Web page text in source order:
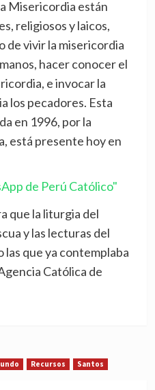
Misericordia están
religiosos y laicos,
de vivir la misericordia
hacer conocer el
e invocar la
los pecadores. Esta
en 1996, por la
está presente hoy en
de Perú Católico"
que la liturgia del
y las lecturas del
que ya contemplaba
Católica de
Recursos Santos